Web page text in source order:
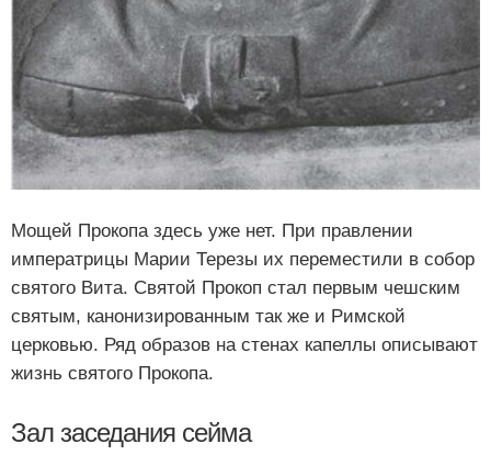
Мощей Прокопа здесь уже нет. При правлении
императрицы Марии Терезы их переместили в собор
святого Вита. Святой Прокоп стал первым чешским
святым, канонизированным так же и Римской
церковью. Ряд образов на стенах капеллы описывают
жизнь святого Прокопа.
Зал заседания сейма